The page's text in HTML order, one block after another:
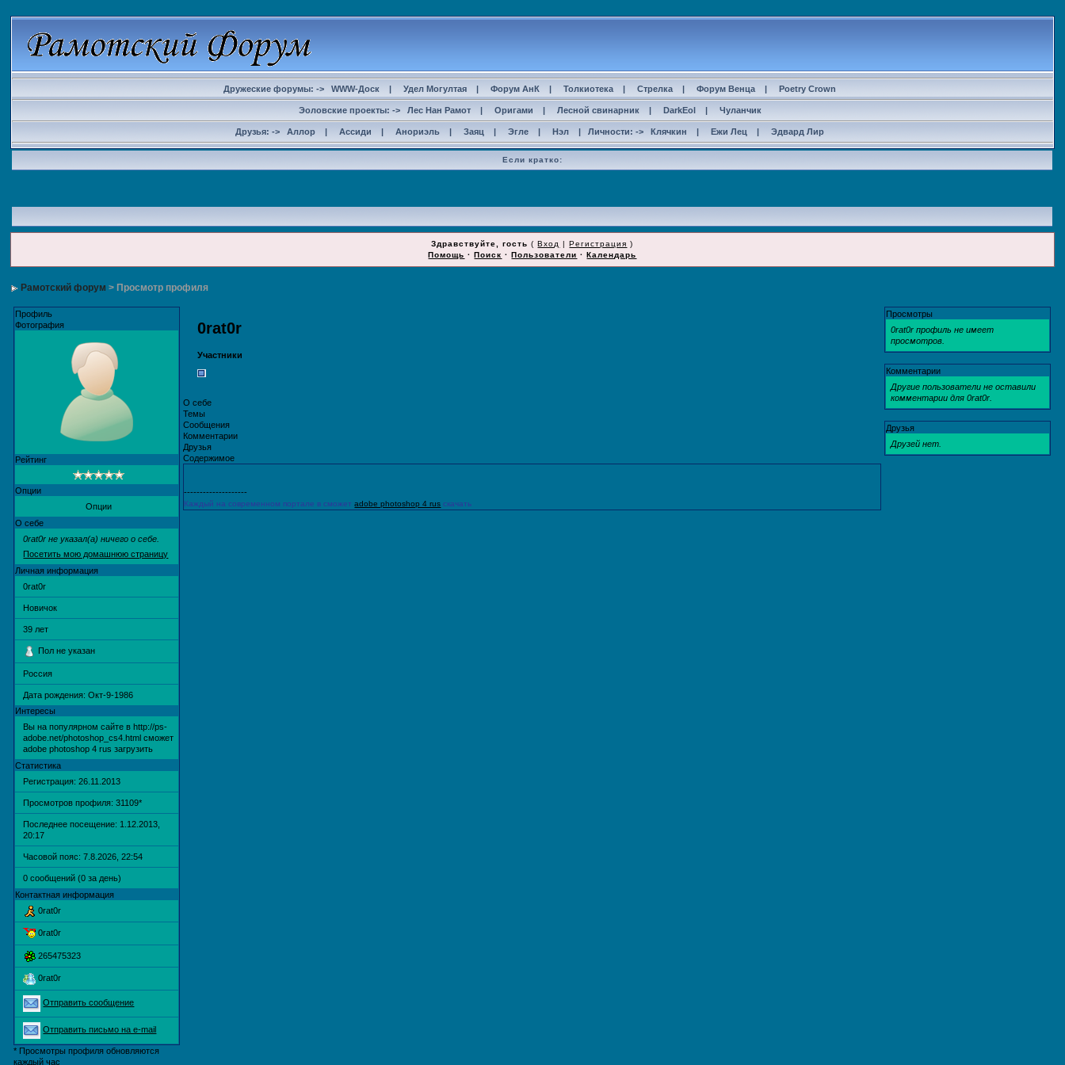
Дружеские форумы: -> WWW-Доск | Удел Могултая | Форум АнК | Толкиотека | Стрелка | Форум Венца | Poetry Crown
Эоловские проекты: -> Лес Нан Рамот | Оригами | Лесной свинарник | DarkEol | Чуланчик
Друзья: -> Аллор | Ассиди | Анориэль | Заяц | Эгле | Нэл | Личности: -> Клячкин | Ежи Лец | Эдвард Лир
Если кратко:
Здравствуйте, гость (Вход |Регистрация )
Помощь ·Поиск ·Пользователи ·Календарь
Рамотский форум > Просмотр профиля
Профиль
Фотография
Рейтинг
Опции
Опции
О себе
0rat0r не указал(а) ничего о себе.
Посетить мою домашнюю страницу
Личная информация
0rat0r
Новичок
39 лет
Пол не указан
Россия
Дата рождения: Окт-9-1986
Интересы
Вы на популярном сайте в http://ps-
adobe.net/photoshop_cs4.html сможет
adobe photoshop 4 rus загрузить
Статистика
Регистрация: 26.11.2013
Просмотров профиля: 31109*
Последнее посещение: 1.12.2013,
20:17
Часовой пояс: 7.8.2026, 22:54
0 сообщений (0 за день)
Контактная информация
0rat0r
0rat0r
265475323
0rat0r
Отправить сообщение
Отправить письмо на e-mail
* Просмотры профиля обновляются
каждый час
0rat0r
Участники
О себе
Темы
Сообщения
Комментарии
Друзья
Содержимое
--------------------
Каждый на современном портале в сможетadobe photoshop 4 rus скачать
Просмотры
0rat0r профиль не имеет
просмотров.
Комментарии
Другие пользователи не оставили
комментарии для 0rat0r.
Друзья
Друзей нет.